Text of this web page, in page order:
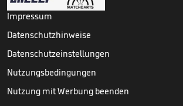
Impressum
Datenschutzhinweise
Datenschutzeinstellungen
Nutzungsbedingungen
Nutzung mit Werbung beenden